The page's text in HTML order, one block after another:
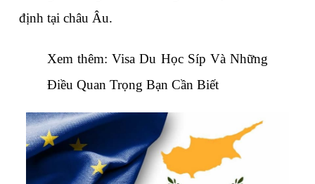
định tại châu Âu.
Xem thêm: Visa Du Học Síp Và Những
Điều Quan Trọng Bạn Cần Biết